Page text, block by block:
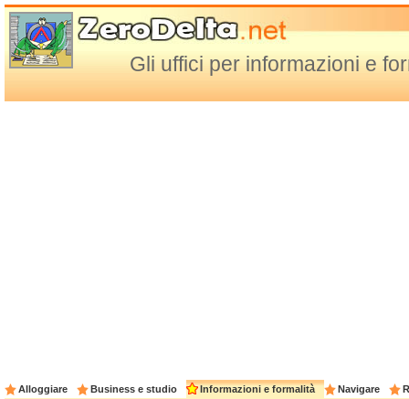
Gli uffici per informazioni e
Alloggiare Business e studio Informazioni e formalità Navigare